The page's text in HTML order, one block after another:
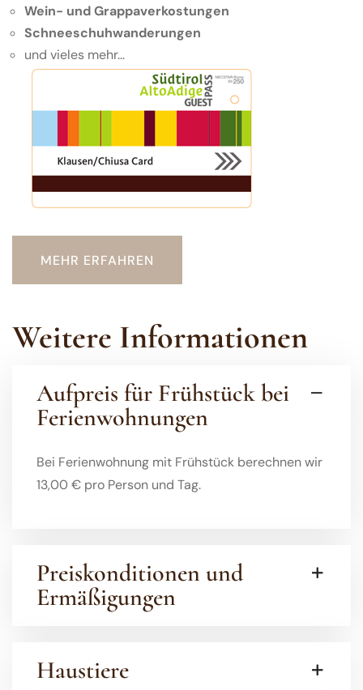
Wein- und Grappaverkostungen
Schneeschuhwanderungen
und vieles mehr...
MEHR ERFAHREN
Weitere Informationen
Aufpreis für Frühstück bei
Ferienwohnungen
Bei Ferienwohnung mit Frühstück berechnen wir
13,00 € pro Person und Tag.
Preiskonditionen und
Ermäßigungen
Haustiere